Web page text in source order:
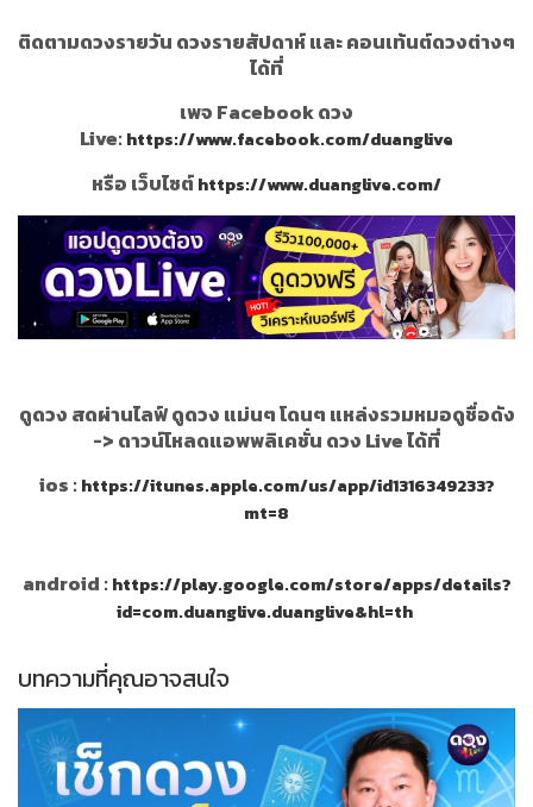
ติดตามดวงรายวัน ดวงรายสัปดาห์ และ คอนเท้นต์ดวงต่างๆ
ได้ที่
เพจ Facebook ดวง
Live:https://www.facebook.com/duanglive
หรือ เว็บไซต์https://www.duanglive.com/
ดูดวง สดผ่านไลฟ์ ดูดวง แม่นๆ โดนๆ แหล่งรวมหมอดูชื่อดัง
-> ดาวน์โหลดแอพพลิเคชั่น ดวง Live ได้ที่
ios :https://itunes.apple.com/us/app/id1316349233?
mt=8
android :https://play.google.com/store/apps/details?
id=com.duanglive.duanglive&hl=th
บทความที่คุณอาจสนใจ